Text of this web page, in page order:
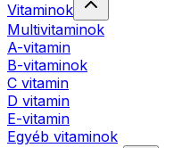
Vitaminok
Multivitaminok
A-vitamin
B-vitaminok
C vitamin
D vitamin
E-vitamin
Egyéb vitaminok